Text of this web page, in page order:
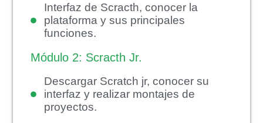
Interfaz de Scracth, conocer la
plataforma y sus principales
funciones.
Módulo 2: Scracth Jr.
Descargar Scratch jr, conocer su
interfaz y realizar montajes de
proyectos.